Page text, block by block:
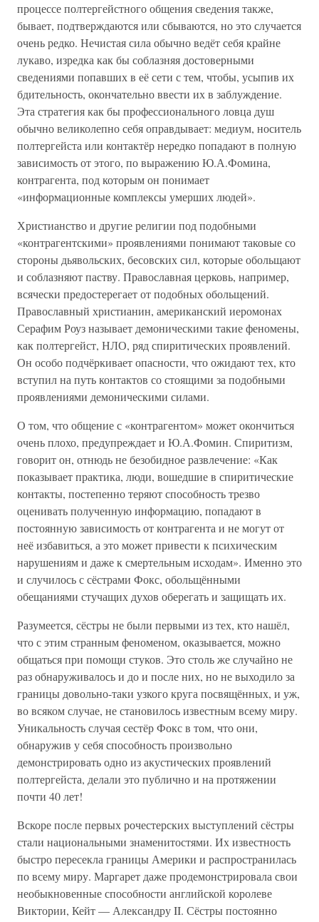
процессе полтергейстного общения сведения также,
бывает, подтверждаются или сбываются, но это случается
очень редко. Нечистая сила обычно ведёт себя крайне
лукаво, изредка как бы соблазняя достоверными
сведениями попавших в её сети с тем, чтобы, усыпив их
бдительность, окончательно ввести их в заблуждение.
Эта стратегия как бы профессионального ловца душ
обычно великолепно себя оправдывает: медиум, носитель
полтергейста или контактёр нередко попадают в полную
зависимость от этого, по выражению Ю.А.Фомина,
контрагента, под которым он понимает
«информационные комплексы умерших людей».
Христианство и другие религии под подобными
«контрагентскими» проявлениями понимают таковые со
стороны дьявольских, бесовских сил, которые обольщают
и соблазняют паству. Православная церковь, например,
всячески предостерегает от подобных обольщений.
Православный христианин, американский иеромонах
Серафим Роуз называет демоническими такие феномены,
как полтергейст, НЛО, ряд спиритических проявлений.
Он особо подчёркивает опасности, что ожидают тех, кто
вступил на путь контактов со стоящими за подобными
проявлениями демоническими силами.
О том, что общение с «контрагентом» может окончиться
очень плохо, предупреждает и Ю.А.Фомин. Спиритизм,
говорит он, отнюдь не безобидное развлечение: «Как
показывает практика, люди, вошедшие в спиритические
контакты, постепенно теряют способность трезво
оценивать полученную информацию, попадают в
постоянную зависимость от контрагента и не могут от
неё избавиться, а это может привести к психическим
нарушениям и даже к смертельным исходам». Именно это
и случилось с сёстрами Фокс, обольщёнными
обещаниями стучащих духов оберегать и защищать их.
Разумеется, сёстры не были первыми из тех, кто нашёл,
что с этим странным феноменом, оказывается, можно
общаться при помощи стуков. Это столь же случайно не
раз обнаруживалось и до и после них, но не выходило за
границы довольно-таки узкого круга посвящённых, и уж,
во всяком случае, не становилось известным всему миру.
Уникальность случая сестёр Фокс в том, что они,
обнаружив у себя способность произвольно
демонстрировать одно из акустических проявлений
полтергейста, делали это публично и на протяжении
почти 40 лет!
Вскоре после первых рочестерских выступлений сёстры
стали национальными знаменитостями. Их известность
быстро пересекла границы Америки и распространилась
по всему миру. Маргарет даже продемонстрировала свои
необыкновенные способности английской королеве
Виктории, Кейт — Александру II. Сёстры постоянно